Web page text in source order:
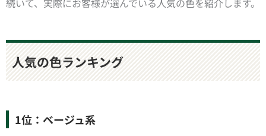
続いて、実際にお客様が選んでいる人気の色を紹介します。
人気の色ランキング
1位：ベージュ系